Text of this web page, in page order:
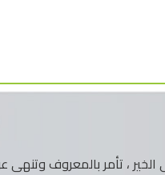
الخير ، تأمر بالمعروف وتنهى